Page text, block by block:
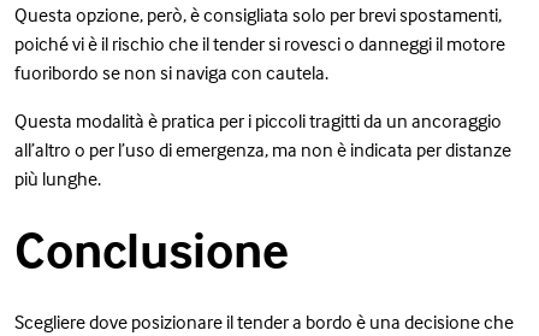
Questa opzione, però, è consigliata solo per brevi spostamenti,
poiché vi è il rischio che il tender si rovesci o danneggi il motore
fuoribordo se non si naviga con cautela.
Questa modalità è pratica per i piccoli tragitti da un ancoraggio
all’altro o per l’uso di emergenza, ma non è indicata per distanze
più lunghe.
Conclusione
Scegliere dove posizionare il tender a bordo è una decisione che